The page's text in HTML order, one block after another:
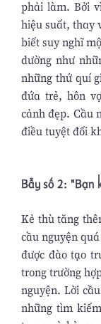
phải làm. Bởi
hiệu suất, thay
biết suy nghĩ
dường như
những thứ quí
đứa trẻ, hôn
cảnh đẹp. Cầu
điều tuyệt đối
Bẫy số 2: "Bạn
Kẻ thù tăng
cầu nguyện
được đào tạo
trong trường
nguyện. Lời
những tìm